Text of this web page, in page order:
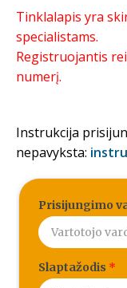
Tinklalapis yra
specialistams.
Registruojantis
numerį.
Instrukcija
nepavyksta:
Prisijungimo
Slaptažodis *